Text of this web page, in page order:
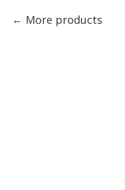
More products